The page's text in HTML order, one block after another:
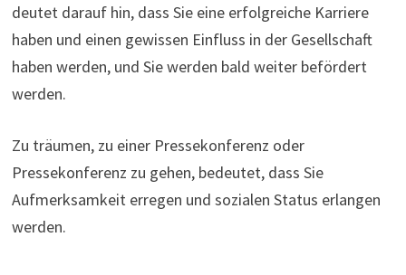
deutet darauf hin, dass Sie eine erfolgreiche Karriere
haben und einen gewissen Einfluss in der Gesellschaft
haben werden, und Sie werden bald weiter befördert
werden.
Zu träumen, zu einer Pressekonferenz oder
Pressekonferenz zu gehen, bedeutet, dass Sie
Aufmerksamkeit erregen und sozialen Status erlangen
werden.